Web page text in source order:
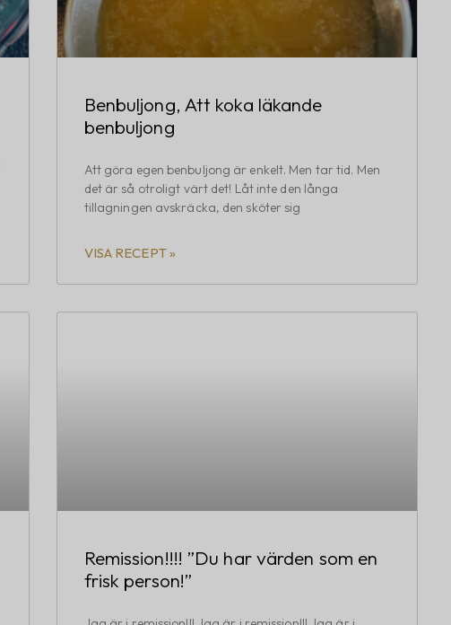
Benbuljong, Att koka läkande
benbuljong
Att göra egen benbuljong är enkelt. Men tar tid. Men
det är så otroligt värt det! Låt inte den långa
tillagningen avskräcka, den sköter sig
VISA RECEPT »
Remission!!!! ”Du har värden som en
frisk person!”